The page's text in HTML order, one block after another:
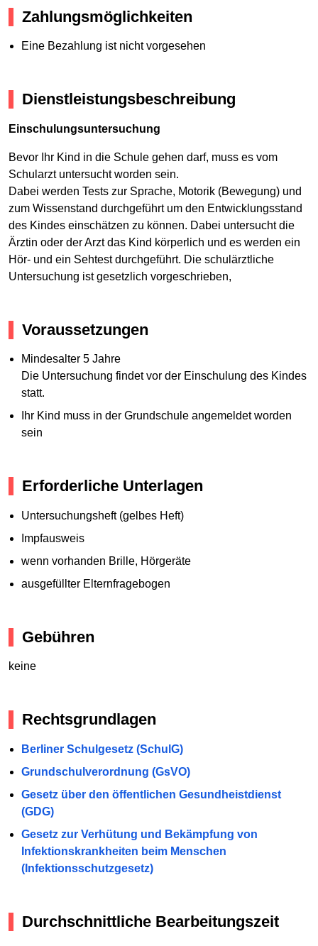
Zahlungsmöglichkeiten
Eine Bezahlung ist nicht vorgesehen
Dienstleistungsbeschreibung
Einschulungsuntersuchung
Bevor Ihr Kind in die Schule gehen darf, muss es vom
Schularzt untersucht worden sein.
Dabei werden Tests zur Sprache, Motorik (Bewegung) und
zum Wissenstand durchgeführt um den Entwicklungsstand
des Kindes einschätzen zu können. Dabei untersucht die
Ärztin oder der Arzt das Kind körperlich und es werden ein
Hör- und ein Sehtest durchgeführt. Die schulärztliche
Untersuchung ist gesetzlich vorgeschrieben,
Voraussetzungen
Mindesalter 5 Jahre
Die Untersuchung findet vor der Einschulung des Kindes
statt.
Ihr Kind muss in der Grundschule angemeldet worden
sein
Erforderliche Unterlagen
Untersuchungsheft (gelbes Heft)
Impfausweis
wenn vorhanden Brille, Hörgeräte
ausgefüllter Elternfragebogen
Gebühren
keine
Rechtsgrundlagen
Berliner Schulgesetz (SchulG)
Grundschulverordnung (GsVO)
Gesetz über den öffentlichen Gesundheistdienst
(GDG)
Gesetz zur Verhütung und Bekämpfung von
Infektionskrankheiten beim Menschen
(Infektionsschutzgesetz)
Durchschnittliche Bearbeitungszeit